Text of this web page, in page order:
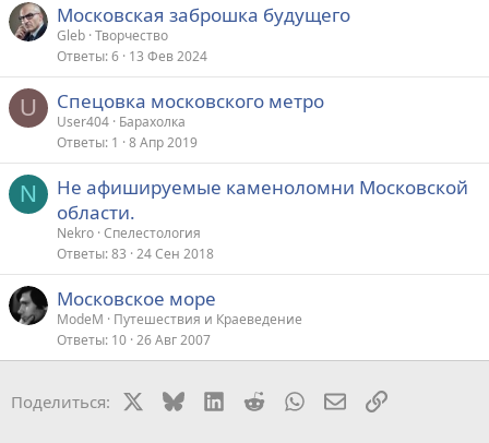
Московская заброшка будущего
Gleb Творчество
Ответы 6 13 Фев 2024
U Спецовка московского метро
User404 Барахолка
Ответы 1 8 Апр 2019
N
Не афишируемые каменоломни Московской
области.
Nekro Спелестология
Ответы 83 24 Сен 2018
Московское море
ModeM
Путешествия и Краеведение
Ответы 10 26 Авг 2007
Поделиться: BlueskyLinkedIn
RedditWhatsAppЭлектронная
Ссылка